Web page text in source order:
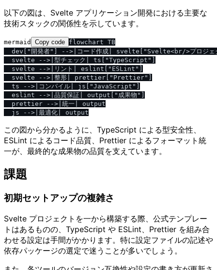
以下の図は、Svelte アプリケーション開発における主要な
技術スタックの関係性を示しています。
mermaid Copy code flowchart TB
dev["開発者"] -->|コード作成| svelte["Svelte<br/>プロジェ
  svelte -->|型チェック| ts["TypeScript"]
  svelte -->|リント| eslint["ESLint"]
  svelte -->|整形| prettier["Prettier"]
  ts -->|コンパイル| js["JavaScript"]
  eslint -->|品質保証| output["成果物"]
  prettier -->|統一| output
この図から分かるように、TypeScript による型安全性、
ESLint によるコード品質、Prettier によるフォーマット統
一が、最終的な成果物の品質を支えています。
課題
初期セットアップの複雑さ
Svelte プロジェクトを一から構築する際、公式テンプレー
トはあるものの、TypeScript や ESLint、Prettier を組み合
わせる設定は手間がかかります。特に設定ファイルの記述や
依存パッケージの選定で迷うことが多いでしょう。